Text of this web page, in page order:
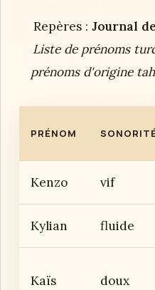
Repères : Journal
Liste de prénoms
prénoms d'origine
PRÉNOM
Kenzo vif
Kylian fluide
Kaïs doux